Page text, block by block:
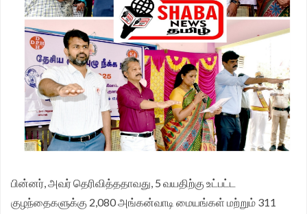
முதலமைச்சர் தீர்க்கமாக வலியுறுத்த தமிழக விவசாயிகள்
சங்க மாநில தலைவர் வேலுச்சாமி வேண்டுகோள்.
பின்னர், அவர் தெரிவித்ததாவது, 5 வயதிற்கு உட்பட்ட
குழந்தைகளுக்கு 2,080 அங்கன்வாடி மையங்கள் மற்றும் 311